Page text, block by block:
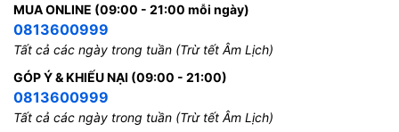
MUA ONLINE (09:00 - 21:00 mỗi ngày)
0813600999
Tất cả các ngày trong tuần (Trừ tết Âm Lịch)
GÓP Ý & KHIẾU NẠI (09:00 - 21:00)
0813600999
Tất cả các ngày trong tuần (Trừ tết Âm Lịch)